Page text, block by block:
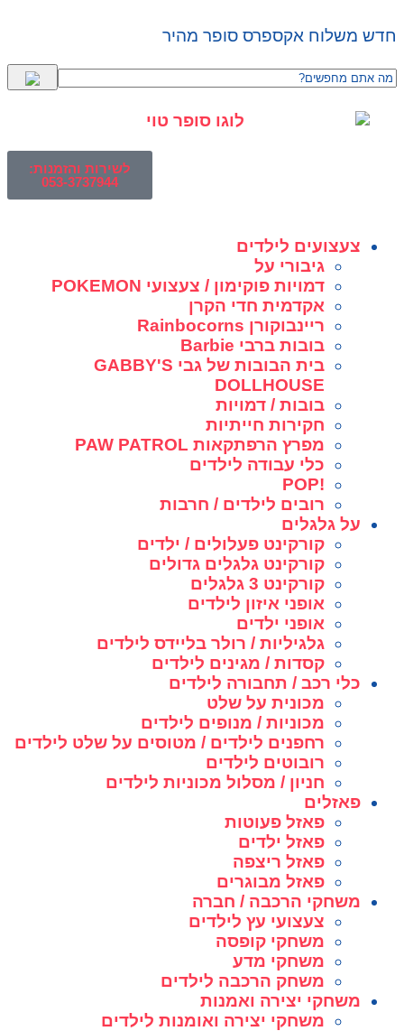
חדש משלוח אקספרס סופר מהיר
לשירות והזמנות:
053-3737944
צעצועים לילדים
גיבורי על
דמויות פוקימון / צעצועי POKEMON
אקדמית חדי הקרן
ריינבוקורן Rainbocorns
בובות ברבי Barbie
בית הבובות של גבי GABBY'S
DOLLHOUSE
בובות / דמויות
חקירות חייתיות
מפרץ הרפתקאות PAW PATROL
כלי עבודה לילדים
!POP
רובים לילדים / חרבות
על גלגלים
קורקינט פעלולים / ילדים
קורקינט גלגלים גדולים
קורקינט 3 גלגלים
אופני איזון לילדים
אופני ילדים
גלגיליות / רולר בליידס לילדים
קסדות / מגינים לילדים
כלי רכב / תחבורה לילדים
מכונית על שלט
מכוניות / מנופים לילדים
רחפנים לילדים / מטוסים על שלט לילדים
רובוטים לילדים
חניון / מסלול מכוניות לילדים
פאזלים
פאזל פעוטות
פאזל ילדים
פאזל ריצפה
פאזל מבוגרים
משחקי הרכבה / חברה
צעצועי עץ לילדים
משחקי קופסה
משחקי מדע
משחק הרכבה לילדים
משחקי יצירה ואמנות
משחקי יצירה ואומנות לילדים